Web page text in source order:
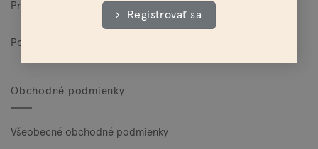
Registrovať sa
Predajne
Poštovné a platobné možnosti
Obchodné podmienky
Všeobecné obchodné podmienky